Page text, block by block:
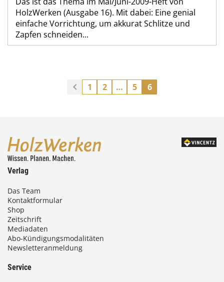
HolzWerken (Ausgabe 16). Mit dabei: Eine genial
einfache Vorrichtung, um akkurat Schlitze und
Zapfen schneiden...
1 2 … 5 6
Verlag
Das Team
Kontaktformular
Shop
Zeitschrift
Mediadaten
Abo-Kündigungsmodalitäten
Newsletteranmeldung
Service